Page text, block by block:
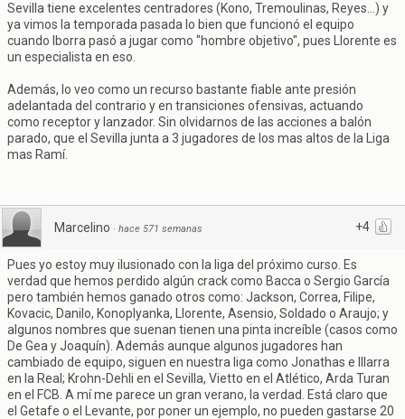
Sevilla tiene excelentes centradores (Kono, Tremoulinas, Reyes...) y
ya vimos la temporada pasada lo bien que funcionó el equipo
cuando Iborra pasó a jugar como "hombre objetivo", pues Llorente es
un especialista en eso.
Además, lo veo como un recurso bastante fiable ante presión
adelantada del contrario y en transiciones ofensivas, actuando
como receptor y lanzador. Sin olvidarnos de las acciones a balón
parado, que el Sevilla junta a 3 jugadores de los mas altos de la Liga
mas Ramí.
+4
Marcelino · hace 571 semanas
Pues yo estoy muy ilusionado con la liga del próximo curso. Es
verdad que hemos perdido algún crack como Bacca o Sergio García
pero también hemos ganado otros como: Jackson, Correa, Filipe,
Kovacic, Danilo, Konoplyanka, Llorente, Asensio, Soldado o Araujo; y
algunos nombres que suenan tienen una pinta increíble (casos como
De Gea y Joaquín). Además aunque algunos jugadores han
cambiado de equipo, siguen en nuestra liga como Jonathas e Illarra
en la Real; Krohn-Dehli en el Sevilla, Vietto en el Atlético, Arda Turan
en el FCB. A mí me parece un gran verano, la verdad. Está claro que
el Getafe o el Levante, por poner un ejemplo, no pueden gastarse 20